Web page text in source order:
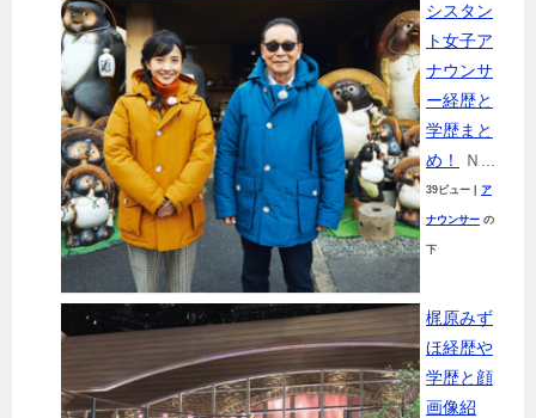
シスタン
ト女子ア
ナウンサ
ー経歴と
学歴まと
め！
Ｎ...
39ビュー ア
ナウンサー の
下
梶原みず
ほ経歴や
学歴と顔
画像紹